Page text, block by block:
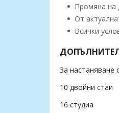
Промяна на
От
Всички
За настаняване
10 двойни стаи
16 студиа